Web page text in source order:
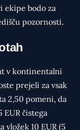
ekipe bodo za
pozornosti.
v kontinentalni
prejeli za vsak
2,50 pomeni, da
EUR čistega
vložek 10 EUR (5